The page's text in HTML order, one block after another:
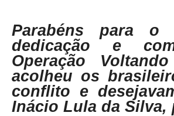
Parabéns para
dedicação e
Operação
acolheu os
conflito e
Inácio Lula da Silva,